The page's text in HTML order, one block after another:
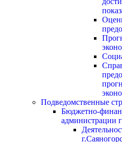
Подведомственные
Бюджетно-
администрации